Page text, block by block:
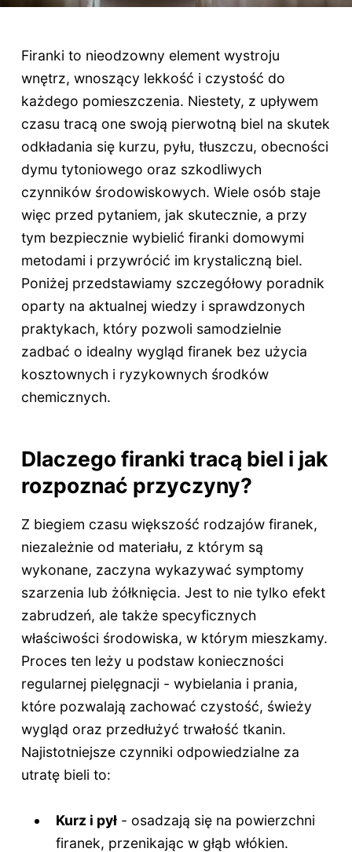
Firanki to nieodzowny element wystroju
wnętrz, wnoszący lekkość i czystość do
każdego pomieszczenia. Niestety, z upływem
czasu tracą one swoją pierwotną biel na skutek
odkładania się kurzu, pyłu, tłuszczu, obecności
dymu tytoniowego oraz szkodliwych
czynników środowiskowych. Wiele osób staje
więc przed pytaniem, jak skutecznie, a przy
tym bezpiecznie wybielić firanki domowymi
metodami i przywrócić im krystaliczną biel.
Poniżej przedstawiamy szczegółowy poradnik
oparty na aktualnej wiedzy i sprawdzonych
praktykach, który pozwoli samodzielnie
zadbać o idealny wygląd firanek bez użycia
kosztownych i ryzykownych środków
chemicznych.
Dlaczego firanki tracą biel i jak
rozpoznać przyczyny?
Z biegiem czasu większość rodzajów firanek,
niezależnie od materiału, z którym są
wykonane, zaczyna wykazywać symptomy
szarzenia lub żółknięcia. Jest to nie tylko efekt
zabrudzeń, ale także specyficznych
właściwości środowiska, w którym mieszkamy.
Proces ten leży u podstaw konieczności
regularnej pielęgnacji - wybielania i prania,
które pozwalają zachować czystość, świeży
wygląd oraz przedłużyć trwałość tkanin.
Najistotniejsze czynniki odpowiedzialne za
utratę bieli to:
Kurz i pył - osadzają się na powierzchni
firanek, przenikając w głąb włókien.